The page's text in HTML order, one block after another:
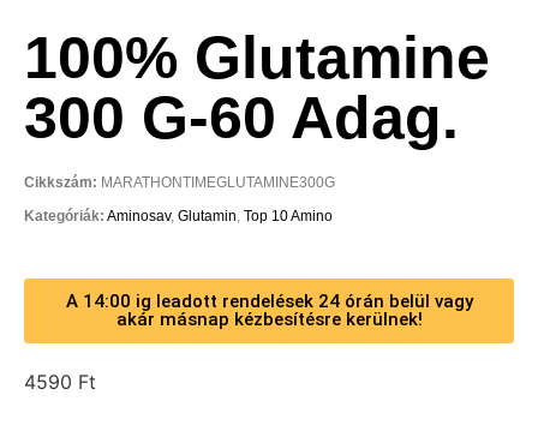
100% Glutamine
300 G-60 Adag.
Cikkszám: MARATHONTIMEGLUTAMINE300G
Kategóriák: Aminosav, Glutamin, Top 10 Amino
A 14:00 ig leadott rendelések 24 órán belül vagy
akár másnap kézbesítésre kerülnek!
4590 Ft